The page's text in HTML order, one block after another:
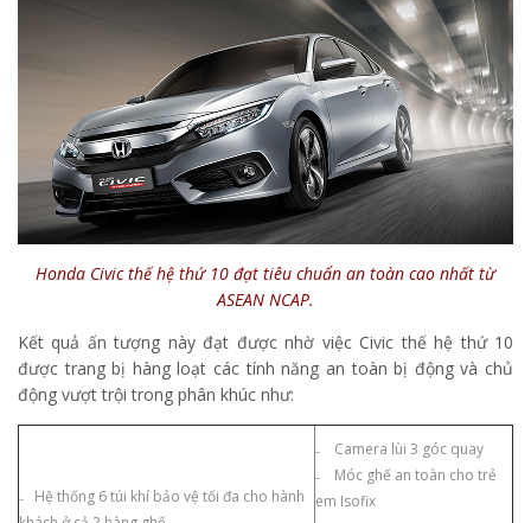
Honda Civic thế hệ thứ 10 đạt tiêu chuẩn an toàn cao nhất từ
ASEAN NCAP.
Kết quả ấn tượng này đạt được nhờ việc Civic thế hệ thứ 10
được trang bị hàng loạt các tính năng an toàn bị động và chủ
động vượt trội trong phân khúc như:
₋ Hệ thống 6 túi khí bảo vệ tối đa cho hành
₋ Camera lùi 3 góc quay
₋ Móc ghế an toàn cho trẻ
em Isofix